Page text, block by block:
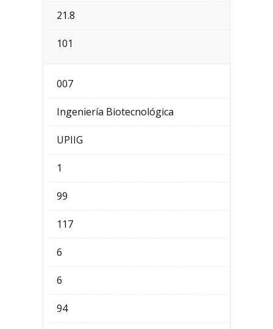
21.8
101
007
Ingeniería Biotecnológica
UPIIG
1
99
117
6
6
94